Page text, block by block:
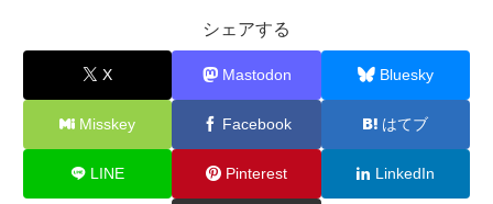
シェアする
X Mastodon Bluesky
Misskey Facebook はてブ
LINE Pinterest LinkedIn